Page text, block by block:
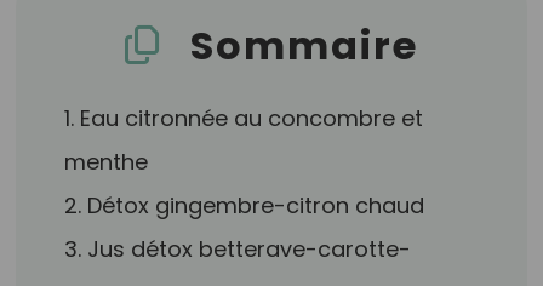
Sommaire
1. Eau citronnée au concombre et
menthe
2. Détox gingembre-citron chaud
3. Jus détox betterave-carotte-